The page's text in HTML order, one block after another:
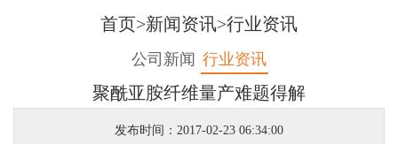
首页>新闻资讯>行业资讯
公司新闻 行业资讯
聚酰亚胺纤维量产难题得解
发布时间：2017-02-23 06:34:00